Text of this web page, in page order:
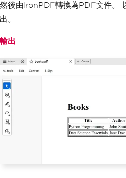
</tr>"
</html>
"""
HtmlToPdf.
"books.pdf")
然後由IronPDF轉換為PDF文件。
出。
輸出